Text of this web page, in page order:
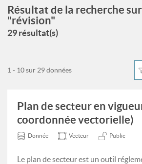
Résultat de la recherche
"révision"
29 résultat(s)
1 - 10 sur 29 données
Plan de secteur en
coordonnée vectorielle)
Donnée Vecteur Public
Le plan de secteur est un outil